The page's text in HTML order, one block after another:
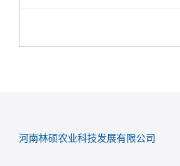
河南林硕农业科技发展有限公司